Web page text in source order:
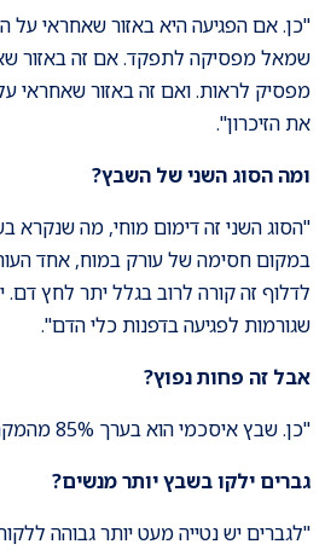
"כן. אם הפגיעה היא באזור שאחראי על
שמאל מפסיקה לתפקד. אם זה באזור
מפסיק לראות. ואם זה באזור שאחראי
את הזיכרון".
ומה הסוג השני של השבץ?
"הסוג השני זה דימום מוחי, מה
במקום חסימה של עורק במוח, אחד
לדלוף זה קורה לרוב בגלל יתר לחץ דם.
שגורמות לפגיעה בדפנות כלי הדם".
אבל זה פחות נפוץ?
"כן. שבץ איסכמי הוא בערך 85% מהמקרים ודימום מוחי 15%".
גברים ילקו בשבץ יותר מנשים?
"לגברים יש נטייה מעט יותר גבוהה